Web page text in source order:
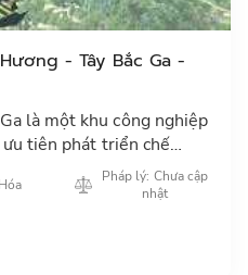
- Tây Bắc Ga -
là một khu công nghiệp
tiên phát triển chế
ngành thu hút đầu tư
Pháp lý: Chưa cập
nhật